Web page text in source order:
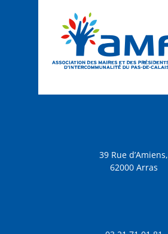
39 Rue d’Amiens,
62000 Arras